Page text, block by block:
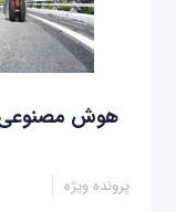
هوش
پرونده ویژه